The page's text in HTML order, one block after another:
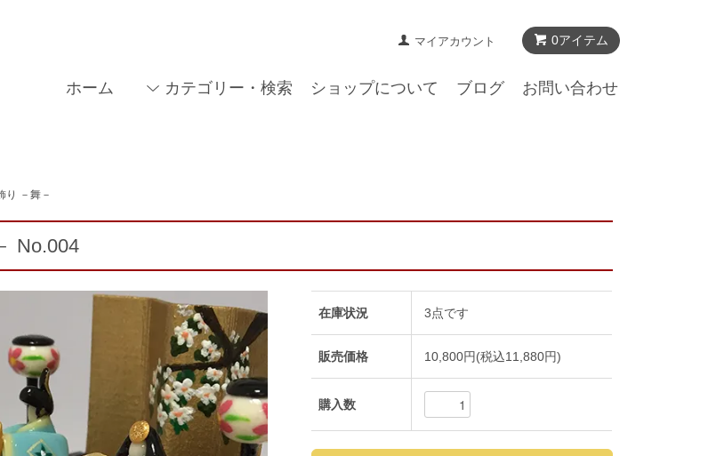
0アイテム
マイアカウント
ホーム カテゴリー・検索 ショップについて ブログ お問い合わせ
り －舞－
No.004
在庫状況 3点です
販売価格 10,800円(税込11,880円)
購入数